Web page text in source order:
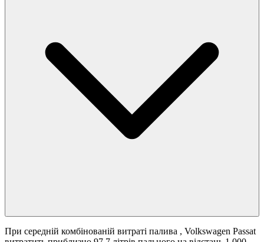
При середній комбінованій витраті палива , Volkswagen Passat